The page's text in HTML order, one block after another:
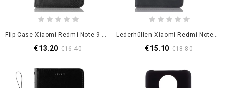
Flip Case Xiaomi Redmi Note 9 5G / Note 9T 5G Schwarz Stilisierter Ledereffekt
€13.20 €16.40
Lederhüllen Xiaomi Redmi Note 9 5G / Note 9T 5G Schwarz Mehrfachkarten
€15.10 €18.80